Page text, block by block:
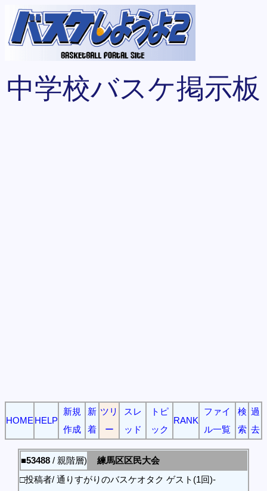
中学校バスケ掲示板
HOME HELP
新規
作成
新
着
ツリ
ー
スレ
ッド
トピ
ック
RANK
ファイ
ル一覧
検
索
過
去
■53488 / 親階層)
練馬区区民大会
□投稿者/ 通りすがりのバスケオタク ゲスト(1回)-